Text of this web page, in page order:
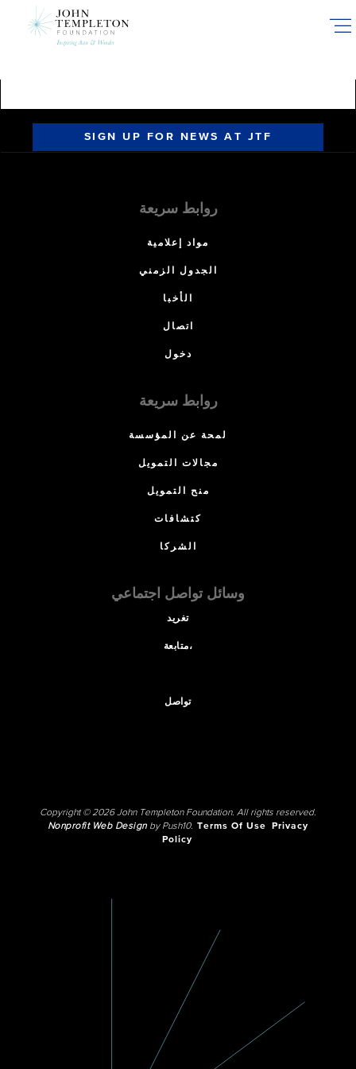
SIGN UP FOR NEWS AT JTF
روابط سريعة
مواد إعلامية
الجدول الزمني
الأخبا
اتصال
دخول
روابط سريعة
لمحة عن المؤسسة
مجالات التمويل
منح التمويل
كتشافات
الشركا
وسائل تواصل اجتماعي
تغريد
متابعة،
تواصل
Copyright © 2026 John Templeton Foundation. All rights reserved.
Nonprofit Web Designby Push10. Terms Of Use
Privacy
Policy